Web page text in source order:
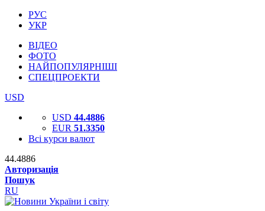
РУС
УКР
ВІДЕО
ФОТО
НАЙПОПУЛЯРНІШІ
СПЕЦПРОЕКТИ
USD
USD 44.4886
EUR 51.3350
Всі курси валют
44.4886
Авторизація
Пошук
RU